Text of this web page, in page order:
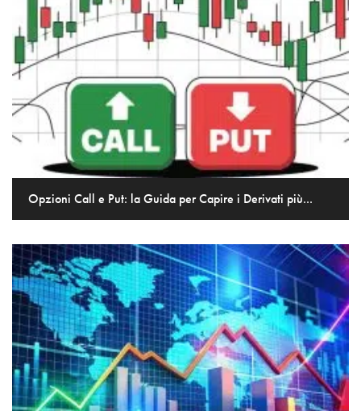
Opzioni Call e Put: la Guida per Capire i Derivati più...